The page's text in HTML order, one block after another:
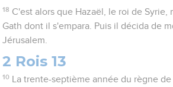
18 C'est alors que Hazaël, le roi de Syrie,
Gath dont il s'empara. Puis il décida de
Jérusalem.
2 Rois 13
10
La trente-septième année du règne de